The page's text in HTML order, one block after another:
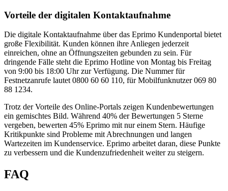
Vorteile der digitalen Kontaktaufnahme
Die digitale Kontaktaufnahme über das Eprimo Kundenportal bietet
große Flexibilität. Kunden können ihre Anliegen jederzeit
einreichen, ohne an Öffnungszeiten gebunden zu sein. Für
dringende Fälle steht die Eprimo Hotline von Montag bis Freitag
von 9:00 bis 18:00 Uhr zur Verfügung. Die Nummer für
Festnetzanrufe lautet 0800 60 60 110, für Mobilfunknutzer 069 80
88 1234.
Trotz der Vorteile des Online-Portals zeigen Kundenbewertungen
ein gemischtes Bild. Während 40% der Bewertungen 5 Sterne
vergeben, bewerten 45% Eprimo mit nur einem Stern. Häufige
Kritikpunkte sind Probleme mit Abrechnungen und langen
Wartezeiten im Kundenservice. Eprimo arbeitet daran, diese Punkte
zu verbessern und die Kundenzufriedenheit weiter zu steigern.
FAQ